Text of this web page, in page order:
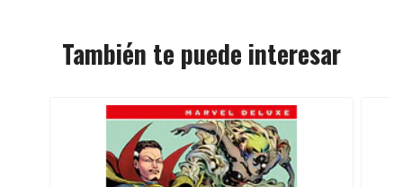
También te puede interesar